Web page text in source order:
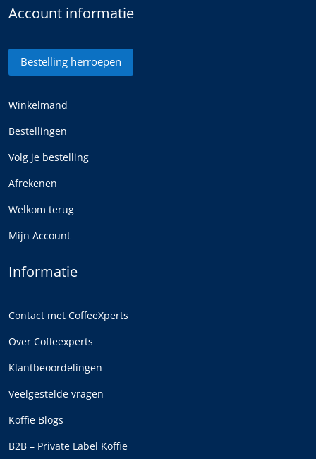
Account informatie
Bestelling herroepen
Winkelmand
Bestellingen
Volg je bestelling
Afrekenen
Welkom terug
Mijn Account
Informatie
Contact met CoffeeXperts
Over Coffeexperts
Klantbeoordelingen
Veelgestelde vragen
Koffie Blogs
B2B – Private Label Koffie